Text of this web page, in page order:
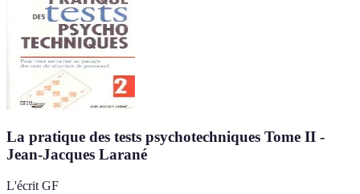
La pratique des tests psychotechniques Tome II -
Jean-Jacques Larané
L'écrit GF